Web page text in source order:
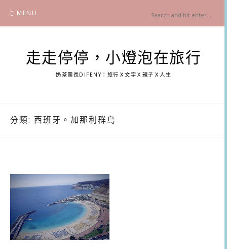
content
MENU
走走停停，小燈泡在旅行
奶茶團長DIFENY：旅行Ｘ文字Ｘ親子Ｘ人生
分類: 西班牙。加那利群島